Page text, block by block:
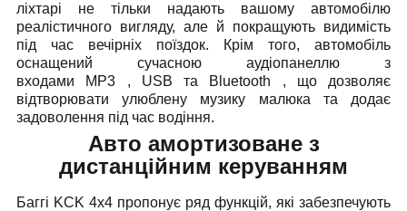
ліхтарі не тільки надають вашому автомобілю
реалістичного вигляду, але й покращують видимість
під час вечірніх поїздок. Крім того, автомобіль
оснащений сучасною аудіопанеллю з
входами MP3 , USB та Bluetooth , що дозволяє
відтворювати улюблену музику малюка та додає
задоволення під час водіння.
Авто амортизоване з
дистанційним керуванням
Баггі KCK 4x4 пропонує ряд функцій, які забезпечують